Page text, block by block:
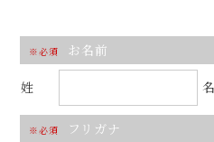
※必須 お名前
姓 名
※必須 フリガナ